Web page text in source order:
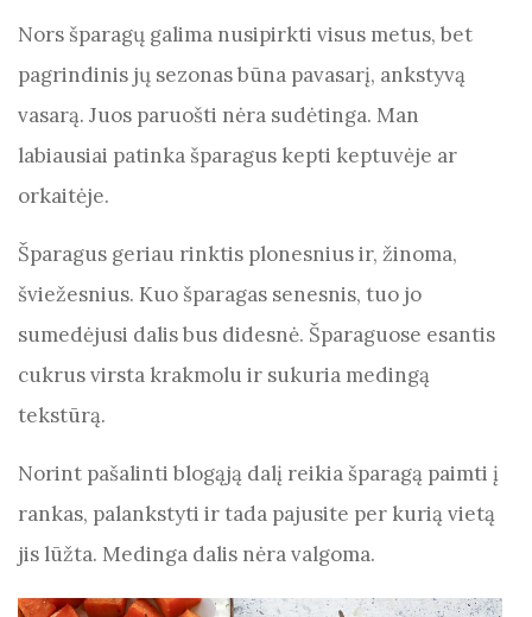
k
Nors šparagų galima nusipirkti visus metus, bet
pagrindinis jų sezonas būna pavasarį, ankstyvą
vasarą. Juos paruošti nėra sudėtinga. Man
labiausiai patinka šparagus kepti keptuvėje ar
orkaitėje.
Šparagus geriau rinktis plonesnius ir, žinoma,
šviežesnius. Kuo šparagas senesnis, tuo jo
sumedėjusi dalis bus didesnė. Šparaguose esantis
cukrus virsta krakmolu ir sukuria medingą
tekstūrą.
Norint pašalinti blogąją dalį reikia šparagą paimti į
rankas, palankstyti ir tada pajusite per kurią vietą
jis lūžta. Medinga dalis nėra valgoma.